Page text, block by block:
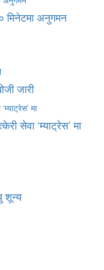
मिनेटमा अनुगमन
जारी
सेवा ‘म्याट्रेस’ मा
शून्य